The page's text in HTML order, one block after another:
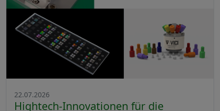
22.07.2026
Hightech-Innovationen für die